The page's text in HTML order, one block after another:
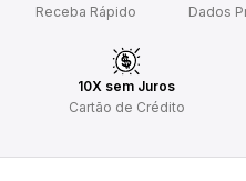
Receba Rápido
Dados
10X sem Juros
Cartão de Crédito